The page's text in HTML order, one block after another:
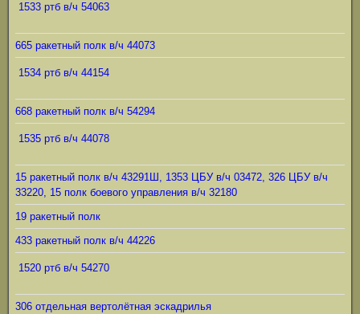
1533 ртб в/ч 54063
665 ракетный полк в/ч 44073
1534 ртб в/ч 44154
668 ракетный полк в/ч 54294
1535 ртб в/ч 44078
15 ракетный полк в/ч 43291Ш, 1353 ЦБУ в/ч 03472, 326 ЦБУ в/ч
33220, 15 полк боевого управления в/ч 32180
19 ракетный полк
433 ракетный полк в/ч 44226
1520 ртб в/ч 54270
306 отдельная вертолётная эскадрилья